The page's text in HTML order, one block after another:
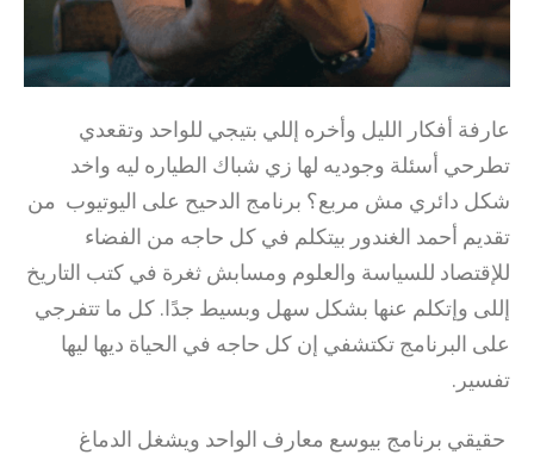
عارفة أفكار الليل وأخره إللي بتيجي للواحد وتقعدي
تطرحي أسئلة وجوديه لها زي شباك الطياره ليه واخد
شكل دائري مش مربع؟ برنامج الدحيح على اليوتيوب من
تقديم أحمد الغندور بيتكلم في كل حاجه من الفضاء
للإقتصاد للسياسة والعلوم ومسابش ثغرة في كتب التاريخ
إللى وإتكلم عنها بشكل سهل وبسيط جدًا. كل ما تتفرجي
على البرنامج تكتشفي إن كل حاجه في الحياة ديها ليها
تفسير.
حقيقي برنامج بيوسع معارف الواحد ويشغل الدماغ